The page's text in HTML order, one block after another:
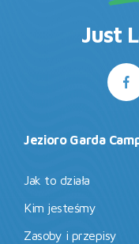
Just
Jezioro Garda
Jak to działa
Kim jesteśmy
Zasoby i przepisy